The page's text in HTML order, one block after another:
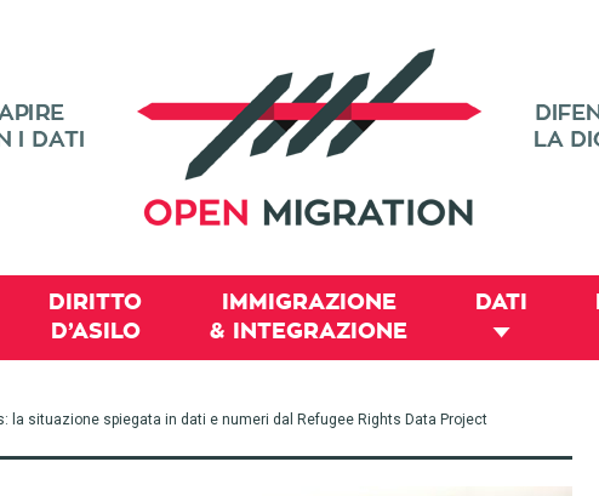
DIRITTO
D’ASILO
IMMIGRAZIONE
& INTEGRAZIONE
DATI
la situazione spiegata in dati e numeri dal Refugee Rights Data Project